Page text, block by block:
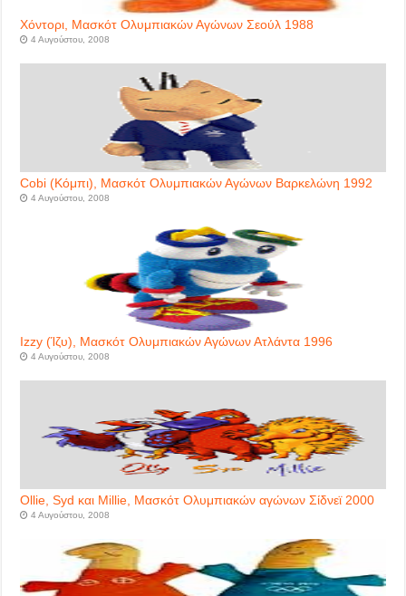
Χόντορι, Μασκότ Ολυμπιακών Αγώνων Σεούλ 1988
4 Αυγούστου, 2008
Cobi (Κόμπι), Μασκότ Ολυμπιακών Αγώνων Βαρκελώνη 1992
4 Αυγούστου, 2008
Izzy (Ίζυ), Μασκότ Ολυμπιακών Αγώνων Ατλάντα 1996
4 Αυγούστου, 2008
Ollie, Syd και Millie, Μασκότ Ολυμπιακών αγώνων Σίδνεϊ 2000
4 Αυγούστου, 2008